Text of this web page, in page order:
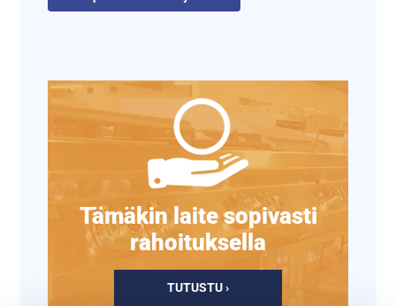
Tämäkin laite sopivasti
rahoituksella
TUTUSTU ›